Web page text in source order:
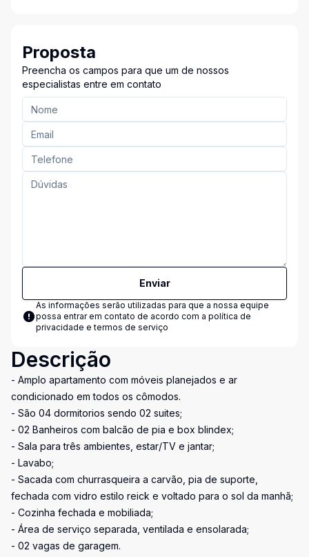
Proposta
Preencha os campos para que um de nossos
especialistas entre em contato
Enviar
As informações serão utilizadas para que a nossa equipe
possa entrar em contato de acordo com a política de
privacidade e termos de serviço
Descrição
- Amplo apartamento com móveis planejados e ar
condicionado em todos os cômodos.
- São 04 dormitorios sendo 02 suites;
- 02 Banheiros com balcão de pia e box blindex;
- Sala para três ambientes, estar/TV e jantar;
- Lavabo;
- Sacada com churrasqueira a carvão, pia de suporte,
fechada com vidro estilo reick e voltado para o sol da manhã;
- Cozinha fechada e mobiliada;
- Área de serviço separada, ventilada e ensolarada;
- 02 vagas de garagem.